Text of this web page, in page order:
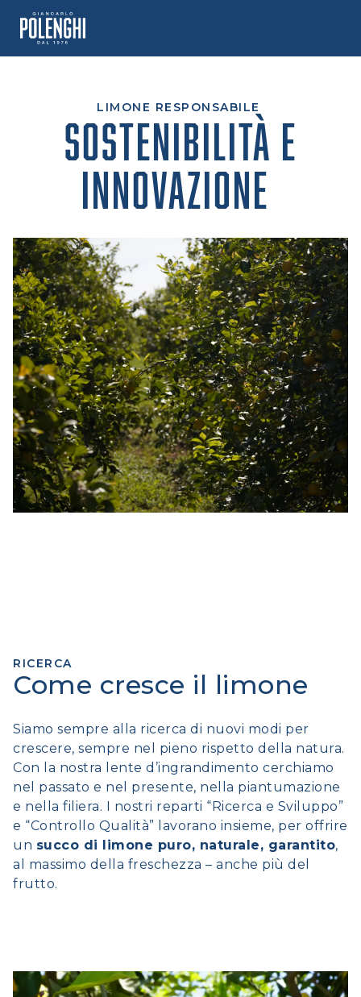
contenuto
LIMONE RESPONSABILE
SOSTENIBILITÀ E
INNOVAZIONE
RICERCA
Come cresce il limone
Siamo sempre alla ricerca di nuovi modi per
crescere, sempre nel pieno rispetto della natura.
Con la nostra lente d’ingrandimento cerchiamo
nel passato e nel presente, nella piantumazione
e nella filiera. I nostri reparti “Ricerca e Sviluppo”
e “Controllo Qualità” lavorano insieme, per offrire
un succo di limone puro, naturale, garantito,
al massimo della freschezza – anche più del
frutto.